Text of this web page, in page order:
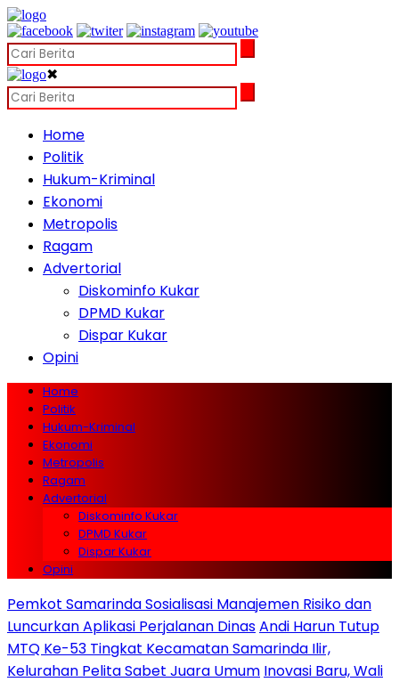
✖
Home
Politik
Hukum-Kriminal
Ekonomi
Metropolis
Ragam
Advertorial
Diskominfo Kukar
DPMD Kukar
Dispar Kukar
Opini
Home
Politik
Hukum-Kriminal
Ekonomi
Metropolis
Ragam
Advertorial
Diskominfo Kukar
DPMD Kukar
Dispar Kukar
Opini
Pemkot Samarinda Sosialisasi Manajemen Risiko dan
Luncurkan Aplikasi Perjalanan DinasAndi Harun Tutup
MTQ Ke-53 Tingkat Kecamatan Samarinda Ilir,
Kelurahan Pelita Sabet Juara Umum Inovasi Baru, Wali